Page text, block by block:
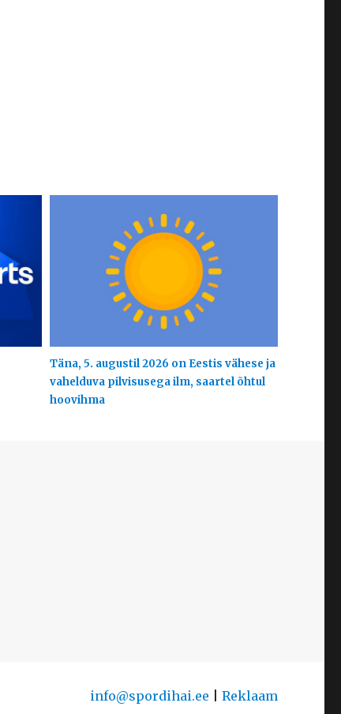
Täna, 5. augustil 2026 on Eestis vähese ja
vahelduva pilvisusega ilm, saartel õhtul
hoovihma
info@spordihai.ee Reklaam